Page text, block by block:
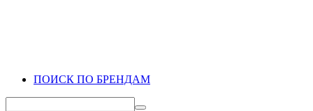
ПОИСК ПО БРЕНДАМ